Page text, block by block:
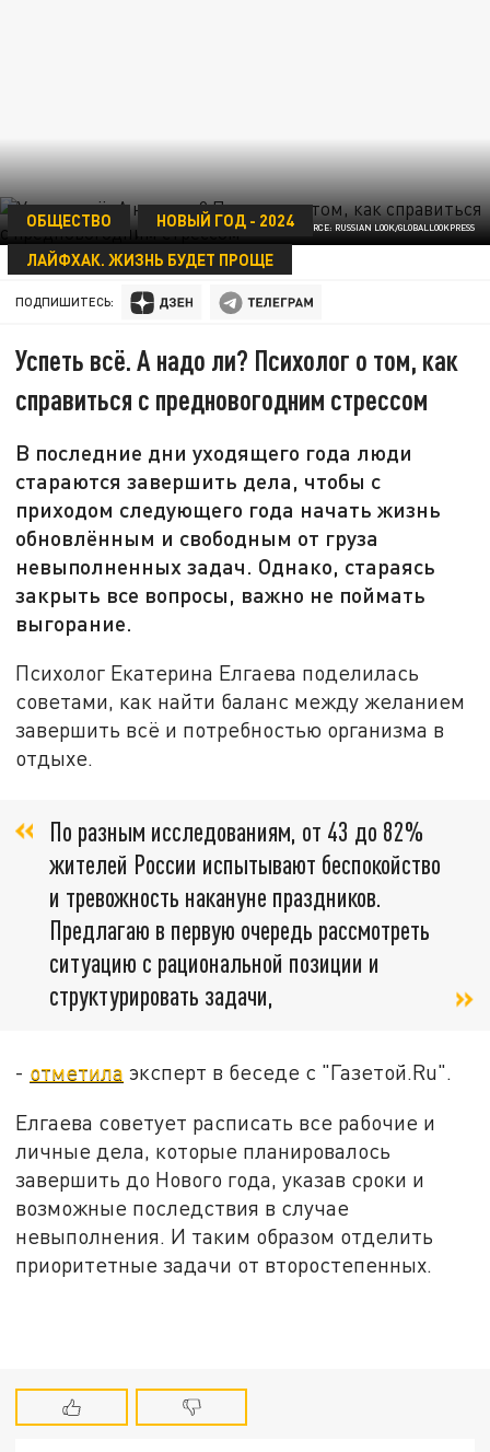
© ALLEXANDER MAKAROV SOURCE: RUSSIAN LOOK/GLOBALLOOKPRESS
ОБЩЕСТВО
НОВЫЙ ГОД - 2024
ЛАЙФХАК. ЖИЗНЬ БУДЕТ ПРОЩЕ
29 ДЕКАБРЯ 23:07
ПОДПИШИТЕСЬ:
Успеть всё. А надо ли? Психолог о том, как
справиться с предновогодним стрессом
В последние дни уходящего года люди
стараются завершить дела, чтобы с
приходом следующего года начать жизнь
обновлённым и свободным от груза
невыполненных задач. Однако, стараясь
закрыть все вопросы, важно не поймать
выгорание.
Психолог Екатерина Елгаева поделилась
советами, как найти баланс между желанием
завершить всё и потребностью организма в
отдыхе.
По разным исследованиям, от 43 до 82%
жителей России испытывают беспокойство
и тревожность накануне праздников.
Предлагаю в первую очередь рассмотреть
ситуацию с рациональной позиции и
структурировать задачи,
- отметила эксперт в беседе с "Газетой.Ru".
Елгаева советует расписать все рабочие и
личные дела, которые планировалось
завершить до Нового года, указав сроки и
возможные последствия в случае
невыполнения. И таким образом отделить
приоритетные задачи от второстепенных.